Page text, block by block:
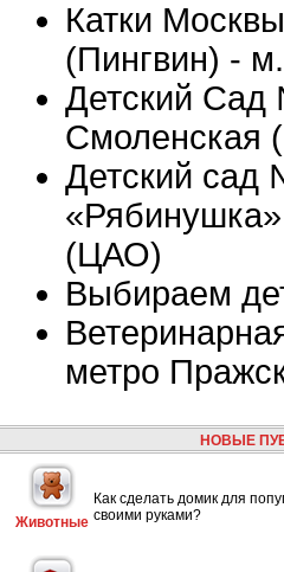
Катки
(Пингвин) -
Детский
Смоленская
Детский сад
(ЦАО)
Выбираем
метро
НОВЫЕ
Животные
Как сделать домик для
своими руками?